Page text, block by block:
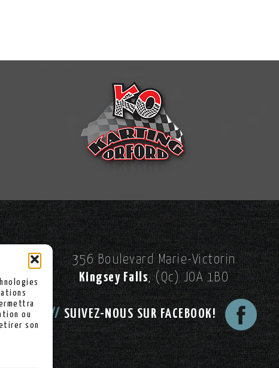
ou
son
356 Boulevard Marie-Victorin
Kingsey Falls, (Qc) JOA 1BO
//SUIVEZ-NOUS SUR FACEBOOK!